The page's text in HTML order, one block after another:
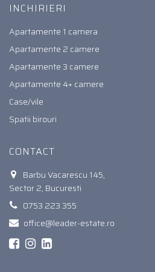
INCHIRIERI
Apartamente 1 camera
Apartamente 2 camere
Apartamente 3 camere
Apartamente 4+ camere
Case/vile
Spatii birouri
CONTACT
Barbu Vacarescu 145,
Sector 2, Bucuresti
0753 223 355
office@leader-estate.ro